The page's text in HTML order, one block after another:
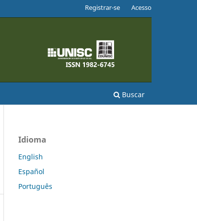
Buscar
Registrar-se Acesso
Idioma
English
Español
Português